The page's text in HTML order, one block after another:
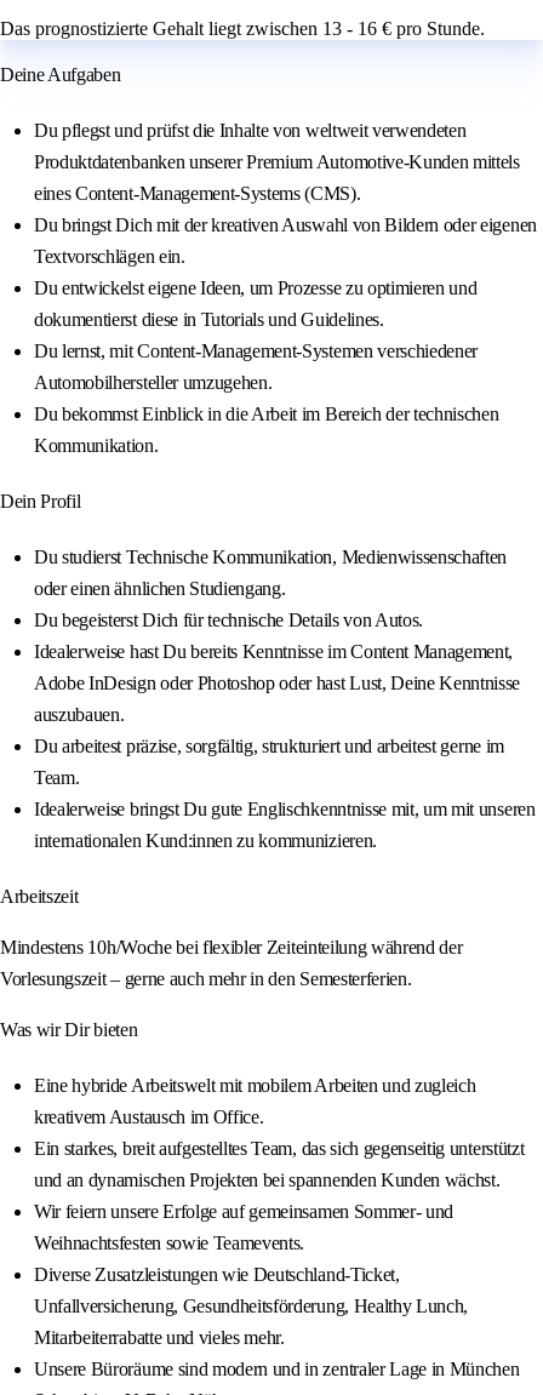
Das prognostizierte Gehalt liegt zwischen 13 - 16 € pro Stunde.
Deine Aufgaben
Du pflegst und prüfst die Inhalte von weltweit verwendeten
Produktdatenbanken unserer Premium Automotive-Kunden mittels
eines Content-Management-Systems (CMS).
Du bringst Dich mit der kreativen Auswahl von Bildern oder eigenen
Textvorschlägen ein.
Du entwickelst eigene Ideen, um Prozesse zu optimieren und
dokumentierst diese in Tutorials und Guidelines.
Du lernst, mit Content-Management-Systemen verschiedener
Automobilhersteller umzugehen.
Du bekommst Einblick in die Arbeit im Bereich der technischen
Kommunikation.
Dein Profil
Du studierst Technische Kommunikation, Medienwissenschaften
oder einen ähnlichen Studiengang.
Du begeisterst Dich für technische Details von Autos.
Idealerweise hast Du bereits Kenntnisse im Content Management,
Adobe InDesign oder Photoshop oder hast Lust, Deine Kenntnisse
auszubauen.
Du arbeitest präzise, sorgfältig, strukturiert und arbeitest gerne im
Team.
Idealerweise bringst Du gute Englischkenntnisse mit, um mit unseren
internationalen Kund:innen zu kommunizieren.
Arbeitszeit
Mindestens 10h/Woche bei flexibler Zeiteinteilung während der
Vorlesungszeit – gerne auch mehr in den Semesterferien.
Was wir Dir bieten
Eine hybride Arbeitswelt mit mobilem Arbeiten und zugleich
kreativem Austausch im Office.
Ein starkes, breit aufgestelltes Team, das sich gegenseitig unterstützt
und an dynamischen Projekten bei spannenden Kunden wächst.
Wir feiern unsere Erfolge auf gemeinsamen Sommer- und
Weihnachtsfesten sowie Teamevents.
Diverse Zusatzleistungen wie Deutschland-Ticket,
Unfallversicherung, Gesundheitsförderung, Healthy Lunch,
Mitarbeiterrabatte und vieles mehr.
Unsere Büroräume sind modern und in zentraler Lage in München